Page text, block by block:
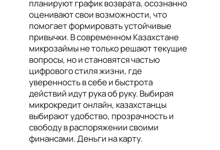
планируют график возврата, осознанно
оценивают свои возможности, что
помогает формировать устойчивые
привычки. В современном Казахстане
микрозаймы не только решают текущие
вопросы, но и становятся частью
цифрового стиля жизни, где
уверенность в себе и быстрота
действий идут рука об руку. Выбирая
микрокредит онлайн, казахстанцы
выбирают удобство, прозрачность и
свободу в распоряжении своими
финансами. Деньги на карту.